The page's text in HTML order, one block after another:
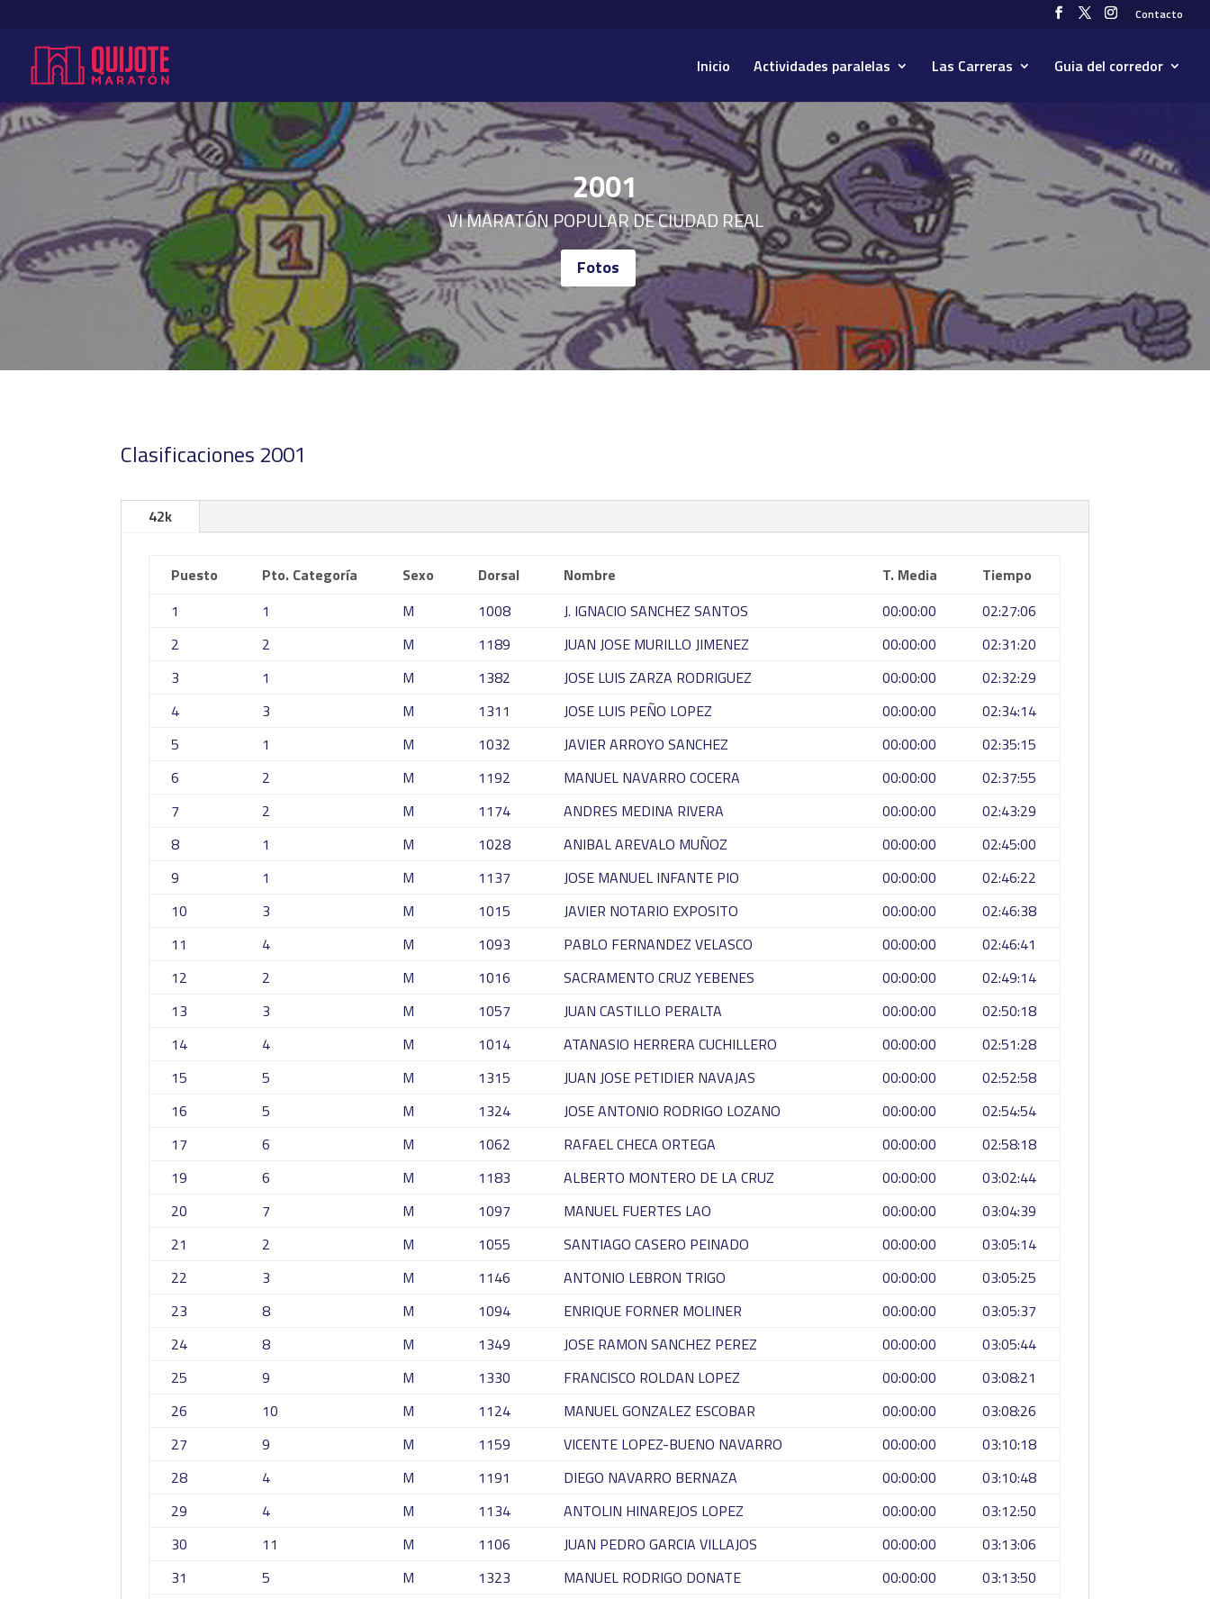
Contacto
Inicio Actividades paralelas Las Carreras Guia del corredor
2001
VI MARATÓN POPULAR DE CIUDAD REAL
Fotos
Clasificaciones 2001
42k
Puesto Pto. Categoría Sexo Dorsal Nombre T. Media
Tiempo
1
1 M 1008 J. IGNACIO SANCHEZ SANTOS 00:00:00
02:27:06
2
2 M 1189 JUAN JOSE MURILLO JIMENEZ 00:00:00
02:31:20
3
1 M 1382 JOSE LUIS ZARZA RODRIGUEZ 00:00:00
02:32:29
4
3 M 1311 JOSE LUIS PEÑO LOPEZ 00:00:00
02:34:14
5
1 M 1032 JAVIER ARROYO SANCHEZ 00:00:00
02:35:15
6
2 M 1192 MANUEL NAVARRO COCERA 00:00:00
02:37:55
7
2 M 1174 ANDRES MEDINA RIVERA 00:00:00
02:43:29
8
1 M 1028 ANIBAL AREVALO MUÑOZ 00:00:00
02:45:00
9
1 M 1137 JOSE MANUEL INFANTE PIO 00:00:00
02:46:22
10
3 M 1015 JAVIER NOTARIO EXPOSITO 00:00:00
02:46:38
11
4 M 1093 PABLO FERNANDEZ VELASCO 00:00:00
02:46:41
12
2 M 1016 SACRAMENTO CRUZ YEBENES 00:00:00
02:49:14
13
3 M 1057 JUAN CASTILLO PERALTA 00:00:00
02:50:18
14
4 M 1014 ATANASIO HERRERA CUCHILLERO 00:00:00
02:51:28
15
5 M 1315 JUAN JOSE PETIDIER NAVAJAS 00:00:00
02:52:58
16
5 M 1324 JOSE ANTONIO RODRIGO LOZANO 00:00:00
02:54:54
17
6 M 1062 RAFAEL CHECA ORTEGA 00:00:00
02:58:18
19
6 M 1183 ALBERTO MONTERO DE LA CRUZ 00:00:00
03:02:44
20
7 M 1097 MANUEL FUERTES LAO 00:00:00
03:04:39
21
2 M 1055 SANTIAGO CASERO PEINADO 00:00:00
03:05:14
22
3 M 1146 ANTONIO LEBRON TRIGO 00:00:00
03:05:25
23
8 M 1094 ENRIQUE FORNER MOLINER 00:00:00
03:05:37
24
8 M 1349 JOSE RAMON SANCHEZ PEREZ 00:00:00
03:05:44
25
9 M 1330 FRANCISCO ROLDAN LOPEZ 00:00:00
03:08:21
26
10 M 1124 MANUEL GONZALEZ ESCOBAR 00:00:00
03:08:26
27
9 M 1159 VICENTE LOPEZ-BUENO NAVARRO 00:00:00
03:10:18
28
4 M 1191 DIEGO NAVARRO BERNAZA 00:00:00
03:10:48
29
4 M 1134 ANTOLIN HINAREJOS LOPEZ 00:00:00
03:12:50
30
11 M 1106 JUAN PEDRO GARCIA VILLAJOS 00:00:00
03:13:06
31
5 M 1323 MANUEL RODRIGO DONATE 00:00:00
03:13:50